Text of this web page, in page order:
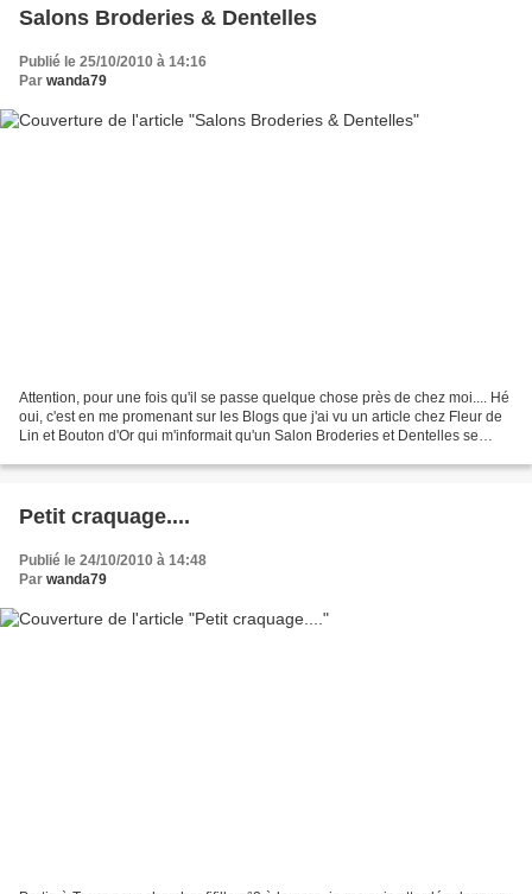
Salons Broderies & Dentelles
Publié le 25/10/2010 à 14:16
Par wanda79
Attention, pour une fois qu'il se passe quelque chose près de chez moi.... Hé
oui, c'est en me promenant sur les Blogs que j'ai vu un article chez Fleur de
Lin et Bouton d'Or qui m'informait qu'un Salon Broderies et Dentelles se
Petit craquage....
Publié le 24/10/2010 à 14:48
Par wanda79